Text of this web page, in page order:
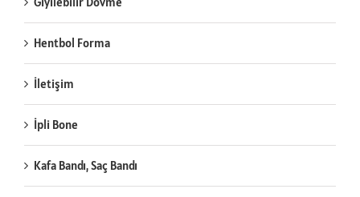
Hentbol Forma
İletişim
İpli Bone
Kafa Bandı, Saç Bandı